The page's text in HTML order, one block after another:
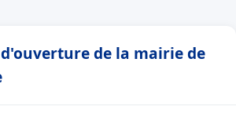
de la mairie de